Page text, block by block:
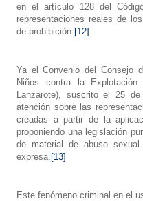
en el artículo 128 del
representaciones reales de
de prohibición. [12]
Ya el Convenio del Consejo
Niños contra la
Lanzarote), suscrito el 25
atención sobre las
creadas a partir de la
proponiendo una legislación
de material de abuso
expresa. [13]
Este fenómeno criminal en el